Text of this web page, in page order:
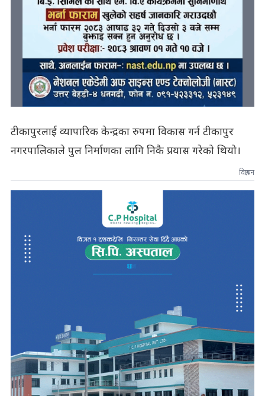
टीकापुरलाई व्यापारिक केन्द्रका रुपमा विकास गर्न टीकापुर
नगरपालिकाले पुल निर्माणका लागि निकै प्रयास गरेको थियो।
विज्ञापन